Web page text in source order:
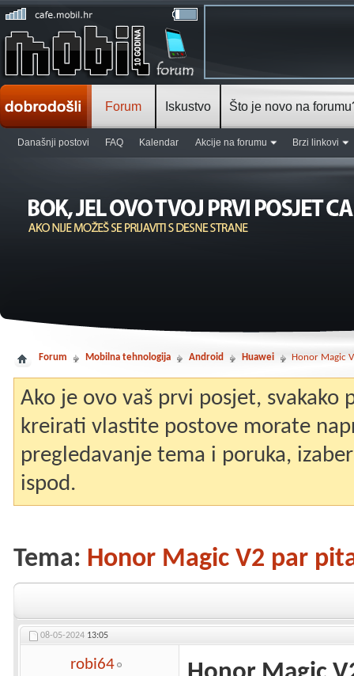
Forum
Današnji postovi FAQ Kalendar Akcije na forumu Brzi linkovi
Iskustvo Što je novo na
Forum Mobilna tehnologija Android Huawei Honor Magic
Ako je ovo vaš prvi posjet, svakako
kreirati vlastite postove morate
pregledavanje tema i poruka,
ispod.
Tema: Honor Magic V2 par
08-05-2024 13:05
robi64